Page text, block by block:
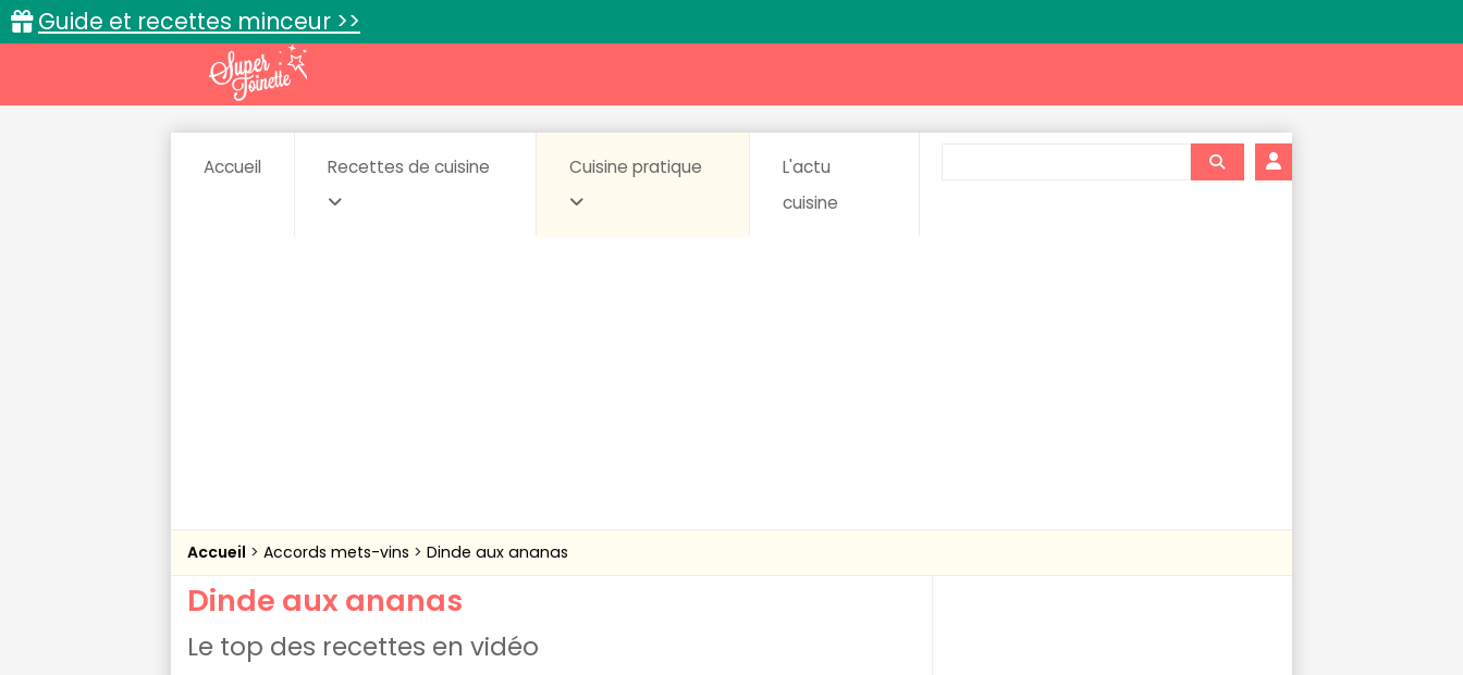
Guide et recettes minceur >>
Accueil Recettes de cuisine Cuisine pratique
L'actu
cuisine
Accueil Accords mets-vins Dinde aux ananas
Dinde aux ananas
Le top des recettes en vidéo